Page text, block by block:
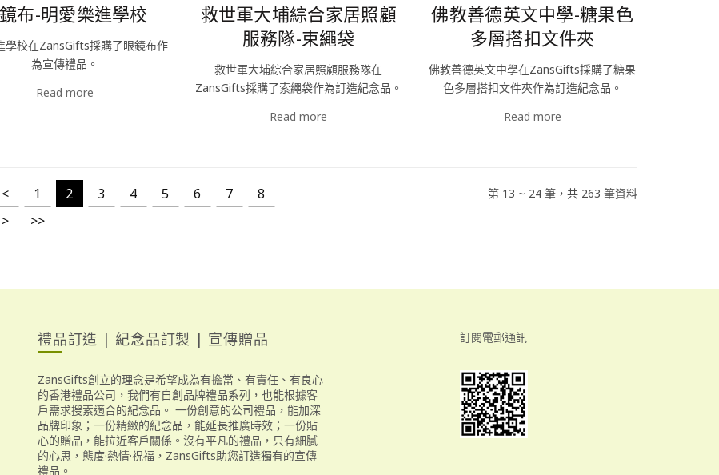
布-明愛樂進學校
學校在ZansGifts採購了眼鏡布作
為宣傳禮品。
Read more
救世軍大埔綜合家居照顧
服務隊-束繩袋
救世軍大埔綜合家居照顧服務隊在
ZansGifts採購了索繩袋作為訂造紀念品。
Read more
佛教善德英文中學-糖果色
多層搭扣文件夾
佛教善德英文中學在ZansGifts採購了糖果
色多層搭扣文件夾作為訂造紀念品。
Read more
< 1 2 3 4 5 6 7
8
> >>
第 13 ~ 24 筆，共 263 筆資料
禮品訂造 | 紀念品訂製 | 宣傳贈品
ZansGifts創立的理念是希望成為有擔當、有責任、有良心
的香港禮品公司，我們有自創品牌禮品系列，也能根據客
戶需求搜索適合的紀念品。 一份創意的公司禮品，能加深
品牌印象；一份精緻的紀念品，能延長推廣時效；一份貼
心的贈品，能拉近客戶關係。沒有平凡的禮品，只有細膩
的心思，態度·熱情·祝福，ZansGifts助您訂造獨有的宣傳
禮品。
訂閱電郵通訊